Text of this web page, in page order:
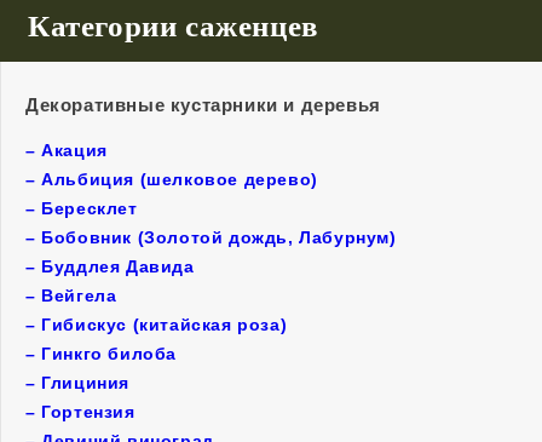
Категории саженцев
Декоративные кустарники и деревья
–Акация
–Альбиция (шелковое дерево)
– Бересклет
– Бобовник (Золотой дождь, Лабурнум)
– Буддлея Давида
– Вейгела
– Гибискус (китайская роза)
– Гинкго билоба
– Глициния
– Гортензия